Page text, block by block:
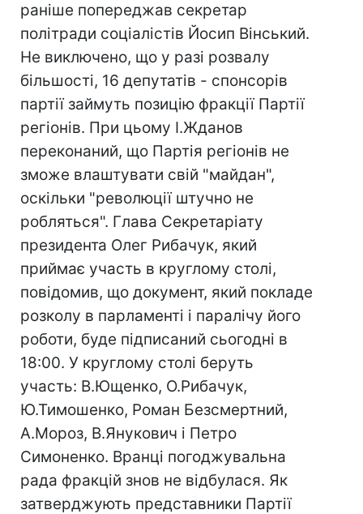
раніше попереджав секретар
політради соціалістів Йосип Вінський.
Не виключено, що у разі розвалу
більшості, 16 депутатів - спонсорів
партії займуть позицію фракції Партії
регіонів. При цьому І.Жданов
переконаний, що Партія регіонів не
зможе влаштувати свій "майдан",
оскільки "революції штучно не
робляться". Глава Секретаріату
президента Олег Рибачук, який
приймає участь в круглому столі,
повідомив, що документ, який покладе
розколу в парламенті і паралічу його
роботи, буде підписаний сьогодні в
18:00. У круглому столі беруть
участь: В.Ющенко, О.Рибачук,
Ю.Тимошенко, Роман Безсмертний,
А.Мороз, В.Янукович і Петро
Симоненко. Вранці погоджувальна
рада фракцій знов не відбулася. Як
затверджують представники Партії